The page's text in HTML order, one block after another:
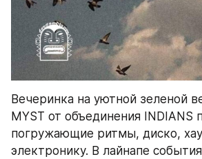
Вечеринка на уютной зеленой
MYST от объединения INDIANS
погружающие ритмы, диско,
электронику. В лайнапе